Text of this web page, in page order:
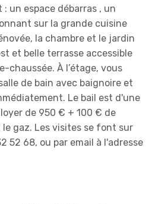
un espace débarras , un
sur la grande cuisine
la chambre et le jardin
et belle terrasse accessible
chaussée. À l’étage, vous
de bain avec baignoire et
Le bail est d'une
de 950 € + 100 € de
gaz. Les visites se font sur
52 68, ou par email à l'adresse